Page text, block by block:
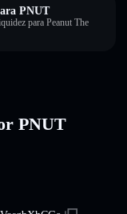
PNUT
para Peanut The
PNUT